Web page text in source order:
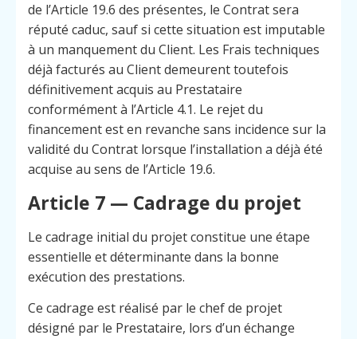
de l’Article 19.6 des présentes, le Contrat sera
réputé caduc, sauf si cette situation est imputable
à un manquement du Client. Les Frais techniques
déjà facturés au Client demeurent toutefois
définitivement acquis au Prestataire
conformément à l’Article 4.1. Le rejet du
financement est en revanche sans incidence sur la
validité du Contrat lorsque l’installation a déjà été
acquise au sens de l’Article 19.6.
Article 7 — Cadrage du projet
Le cadrage initial du projet constitue une étape
essentielle et déterminante dans la bonne
exécution des prestations.
Ce cadrage est réalisé par le chef de projet
désigné par le Prestataire, lors d’un échange